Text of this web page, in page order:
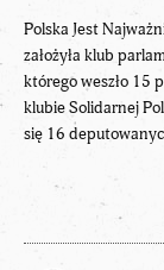
Polska Jest
założyła klub
którego weszło 15
klubie Solidarnej
się 16